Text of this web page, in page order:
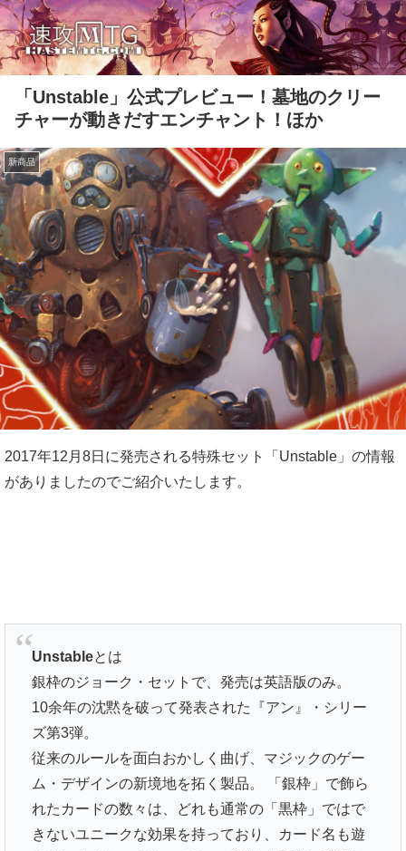
「Unstable」公式プレビュー！墓地のクリー
チャーが動きだすエンチャント！ほか
新商品
2017年12月8日に発売される特殊セット「Unstable」の情報
がありましたのでご紹介いたします。
Unstableとは
銀枠のジョーク・セットで、発売は英語版のみ。
10余年の沈黙を破って発表された『アン』・シリー
ズ第3弾。
従来のルールを面白おかしく曲げ、マジックのゲー
ム・デザインの新境地を拓く製品。 「銀枠」で飾ら
れたカードの数々は、どれも通常の「黒枠」ではで
きないユニークな効果を持っており、カード名も遊